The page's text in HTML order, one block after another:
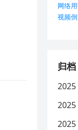
网络
视频
归档
2025
2025
2025